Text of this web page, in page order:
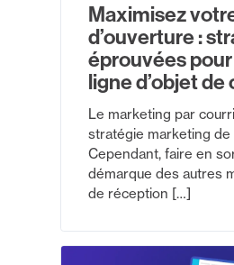
Maximisez
d’ouverture :
éprouvées
ligne d’objet
Le marketing par
stratégie marketing
Cependant, faire en
démarque des autres
de réception […]